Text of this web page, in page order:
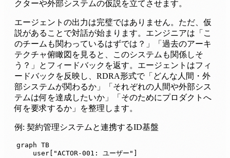
クターや外部システムの仮説を立てさせます。
エージェントの出力は完璧ではありません。ただ、仮
説があることで対話が始まります。エンジニアは「こ
のチームも関わっているはずでは？」「過去のアーキ
テクチャ俯瞰図を見ると、このシステムも関係しそ
う？」とフィードバックを返す。エージェントはフィ
ードバックを反映し、RDRA形式で「どんな人間・外
部システムが関わるか」「それぞれの人間や外部シス
テムは何を達成したいか」「そのためにプロダクトへ
何を要求するか」を整理します。
例: 契約管理システムと連携するID基盤
graph TB
    user["ACTOR-001: ユーザー"]